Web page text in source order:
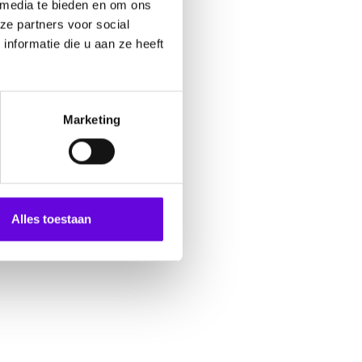
te bieden en om ons
partners voor social
die u aan ze heeft
Marketing
Alles toestaan